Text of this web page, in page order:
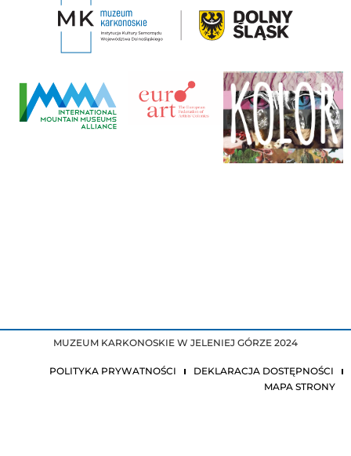
MUZEUM KARKONOSKIE W JELENIEJ GÓRZE 2024
POLITYKA PRYWATNOŚCI
DEKLARACJA DOSTĘPNOŚCI
MAPA STRONY